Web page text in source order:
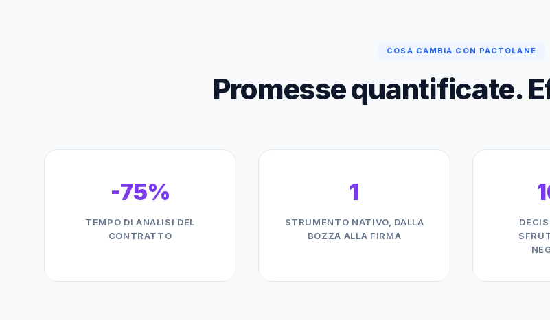
COSA CAMBIA CON PACTOLANE
Promesse quantificate.
-75%
TEMPO DI ANALISI DEL
CONTRATTO
1
STRUMENTO NATIVO, DALLA
BOZZA ALLA FIRMA